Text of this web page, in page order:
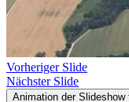
Vorheriger Slide
Nächster Slide
Animation der Slideshow